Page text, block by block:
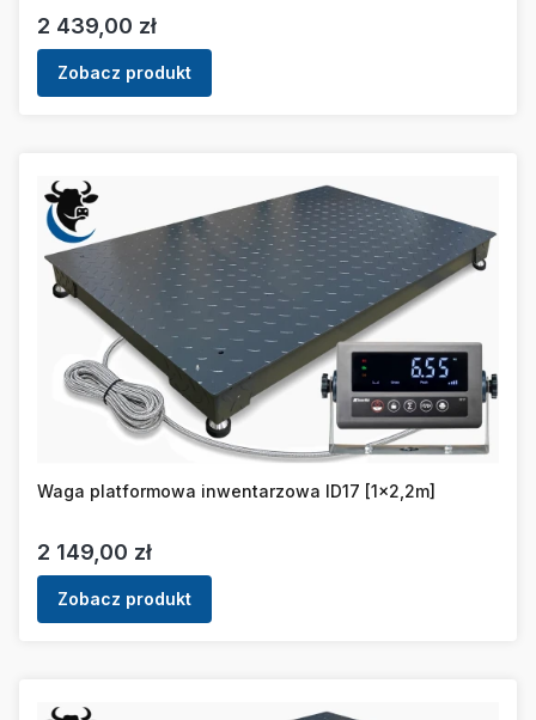
Cena
2 439,00 zł
Zobacz produkt
Waga platformowa inwentarzowa ID17 [1x2,2m]
Cena
2 149,00 zł
Zobacz produkt